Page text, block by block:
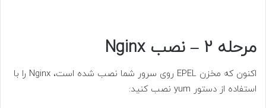
مرحله 2 – نصب Nginx
اکنون که مخزن EPEL روی سرور شما نصب شده است، Nginx را با
استفاده از دستور yum نصب کنید: